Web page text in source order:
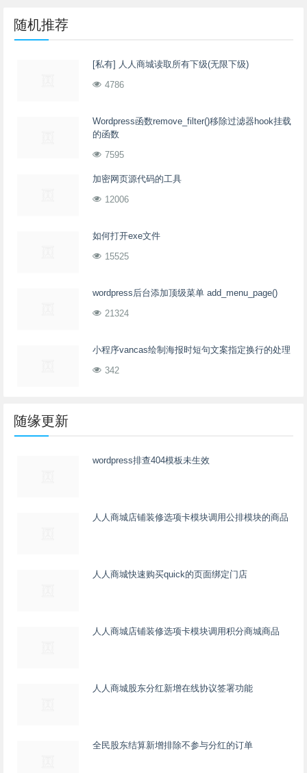
随机推荐
[私有] 人人商城读取所有下级(无限下级)
4786
Wordpress函数remove_filter()移除过滤器hook挂载
的函数
7595
加密网页源代码的工具
12006
如何打开exe文件
15525
wordpress后台添加顶级菜单 add_menu_page()
21324
小程序vancas绘制海报时短句文案指定换行的处理
342
随缘更新
wordpress排查404模板未生效
人人商城店铺装修选项卡模块调用公排模块的商品
人人商城快速购买quick的页面绑定门店
人人商城店铺装修选项卡模块调用积分商城商品
人人商城股东分红新增在线协议签署功能
全民股东结算新增排除不参与分红的订单